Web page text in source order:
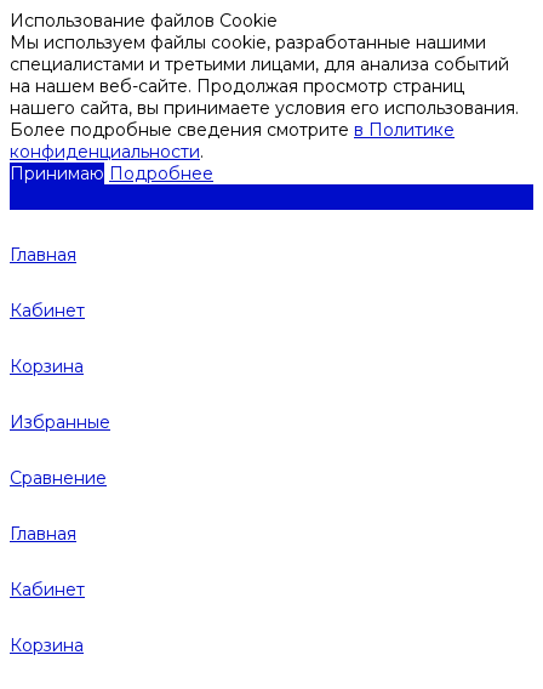
Использование файлов Cookie
Мы используем файлы cookie, разработанные нашими
специалистами и третьими лицами, для анализа событий
на нашем веб-сайте. Продолжая просмотр страниц
нашего сайта, вы принимаете условия его использования.
Более подробные сведения смотрите в Политике
конфиденциальности.
Принимаю Подробнее
Главная
Кабинет
Корзина
Избранные
Сравнение
Главная
Кабинет
Корзина